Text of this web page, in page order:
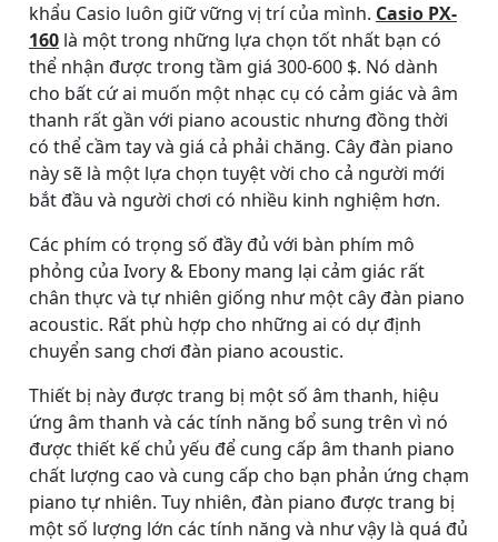
khẩu Casio luôn giữ vững vị trí của mình. Casio PX-
160 là một trong những lựa chọn tốt nhất bạn có
thể nhận được trong tầm giá 300-600 $. Nó dành
cho bất cứ ai muốn một nhạc cụ có cảm giác và âm
thanh rất gần với piano acoustic nhưng đồng thời
có thể cầm tay và giá cả phải chăng. Cây đàn piano
này sẽ là một lựa chọn tuyệt vời cho cả người mới
bắt đầu và người chơi có nhiều kinh nghiệm hơn.
Các phím có trọng số đầy đủ với bàn phím mô
phỏng của Ivory & Ebony mang lại cảm giác rất
chân thực và tự nhiên giống như một cây đàn piano
acoustic. Rất phù hợp cho những ai có dự định
chuyển sang chơi đàn piano acoustic.
Thiết bị này được trang bị một số âm thanh, hiệu
ứng âm thanh và các tính năng bổ sung trên vì nó
được thiết kế chủ yếu để cung cấp âm thanh piano
chất lượng cao và cung cấp cho bạn phản ứng chạm
piano tự nhiên. Tuy nhiên, đàn piano được trang bị
một số lượng lớn các tính năng và như vậy là quá đủ